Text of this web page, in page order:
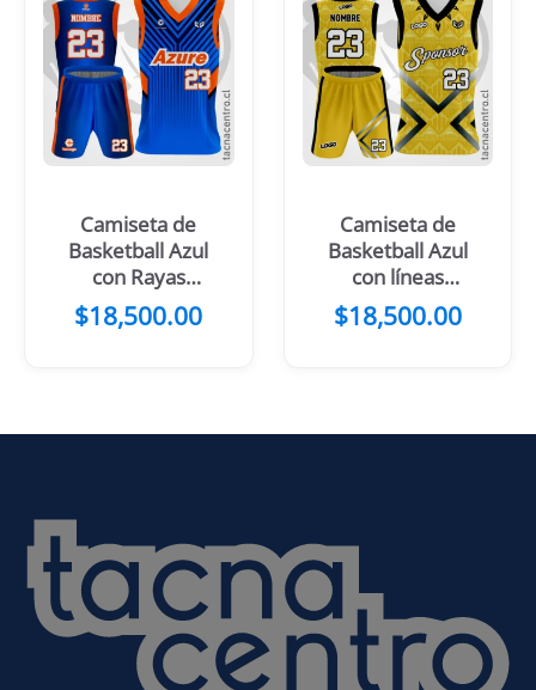
Camiseta de
Basketball Azul
con Rayas
Turquesa
$18,500.00
Camiseta de
Basketball Azul
con líneas
Celestes
$18,500.00